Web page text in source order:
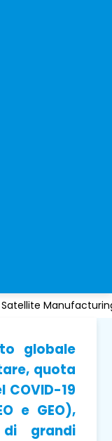
Satellite
globale
quota
COVID-19
e GEO),
grandi